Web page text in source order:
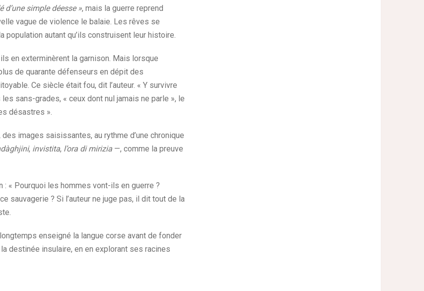
d’une simple déesse », mais la guerre reprend
vague de violence le balaie. Les rêves se
autant qu’ils construisent leur histoire.
en exterminèrent la garnison. Mais lorsque
de quarante défenseurs en dépit des
Ce siècle était fou, dit l’auteur. « Y survivre
sans-grades, « ceux dont nul jamais ne parle », le
désastres ».
images saisissantes, au rythme d’une chronique
, invistita, l’ora di mirizia —, comme la preuve
« Pourquoi les hommes vont-ils en guerre ?
sauvagerie ? Si l’auteur ne juge pas, il dit tout de la
enseigné la langue corse avant de fonder
destinée insulaire, en en explorant ses racines